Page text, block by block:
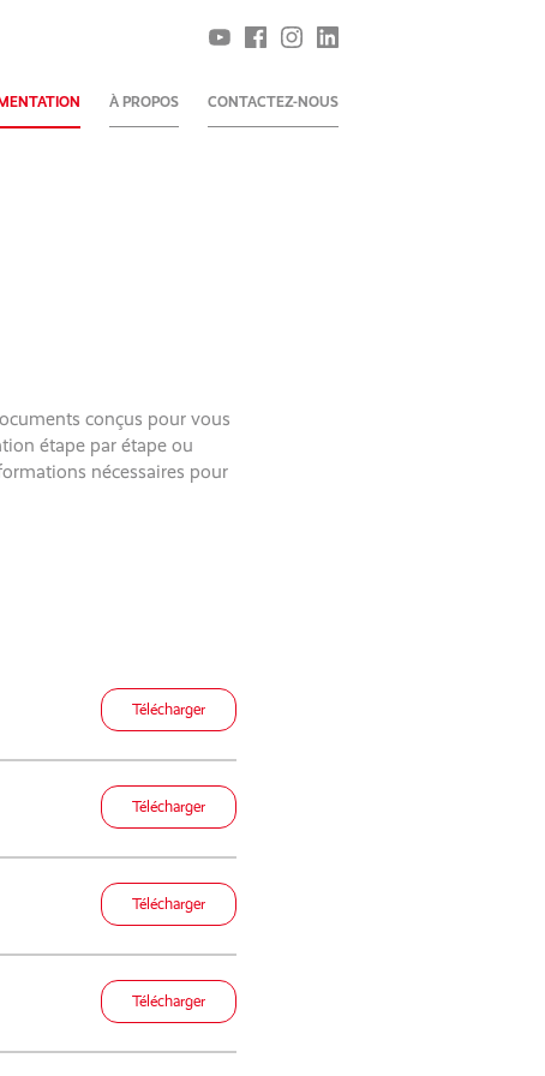
À PROPOS CONTACTEZ-NOUS
conçus pour vous
étape par étape ou
nécessaires pour
Télécharger
Télécharger
Télécharger
Télécharger